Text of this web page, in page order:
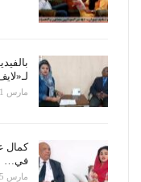
مارس 31, 2022
كمال
في…
مارس 25, 2022